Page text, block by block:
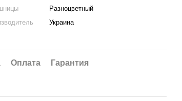
Разноцветный
Украина
Оплата Гарантия